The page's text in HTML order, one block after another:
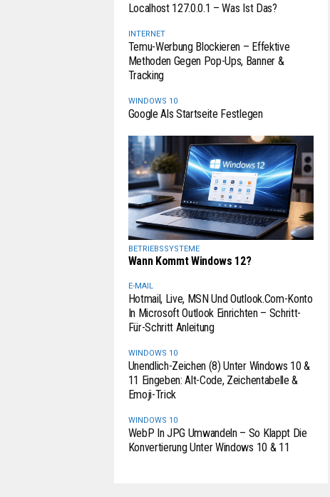
Localhost 127.0.0.1 – Was Ist Das?
INTERNET
Temu-Werbung Blockieren – Effektive
Methoden Gegen Pop-Ups, Banner &
Tracking
WINDOWS 10
Google Als Startseite Festlegen
BETRIEBSSYSTEME
Wann Kommt Windows 12?
E-MAIL
Hotmail, Live, MSN Und Outlook.com-Konto
In Microsoft Outlook Einrichten – Schritt-
Für-Schritt Anleitung
WINDOWS 10
Unendlich-Zeichen (8) Unter Windows 10 &
11 Eingeben: Alt-Code, Zeichentabelle &
Emoji-Trick
WINDOWS 10
WebP In JPG Umwandeln – So Klappt Die
Konvertierung Unter Windows 10 & 11